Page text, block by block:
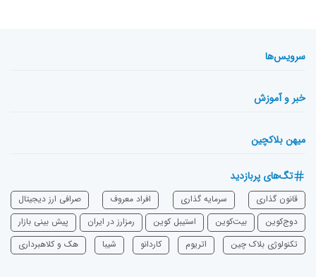
سرویس‌ها
خبر و آموزش
میهن بلاکچین
تگ‌های پربازدید
قانون گذاری سرمایه‌ گذاری افراد معروف
صرافی ارز دیجیتال
دوج‌کوین
بیت‌کوین استیبل کوین رمزارز در ایران
پیش بینی بازار
تکنولوژی بلاک چین
اتریوم ‌کاردانو شیبا هک و کلاهبرداری